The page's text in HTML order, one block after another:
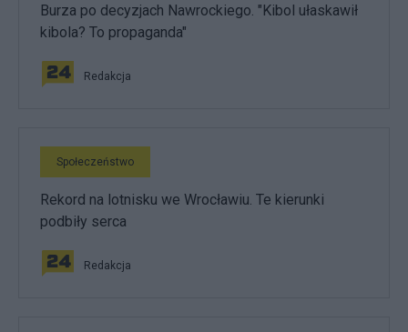
Burza po decyzjach Nawrockiego. "Kibol ułaskawił
kibola? To propaganda"
Redakcja
Społeczeństwo
Rekord na lotnisku we Wrocławiu. Te kierunki
podbiły serca
Redakcja